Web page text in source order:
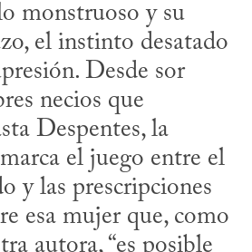
monstruoso y su
el instinto desatado
Desde sor
necios que
Despentes, la
el juego entre el
y las prescripciones
esa mujer que, como
autora, “es posible